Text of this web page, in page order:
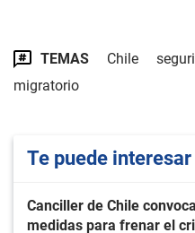
TEMAS Chile
migratorio
Te puede interesar
Canciller de Chile
medidas para frenar el